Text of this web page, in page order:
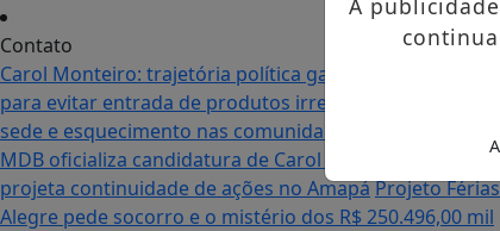
Contato
Carol Monteiro: trajetória política ganha destaque em
para evitar entrada de produtos irregulares
Seletiva
sede e esquecimento nas comunidades: as duas
MDB oficializa candidatura de Carol Monteiro à
projeta continuidade de ações no AmapáProjeto
Alegre pede socorro e o mistério dos R$ 250.496,00 mil
A